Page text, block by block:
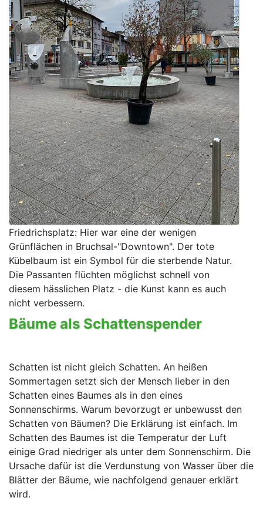
Friedrichsplatz: Hier war eine der wenigen
Grünflächen in Bruchsal-"Downtown". Der tote
Kübelbaum ist ein Symbol für die sterbende Natur.
Die Passanten flüchten möglichst schnell von
diesem hässlichen Platz - die Kunst kann es auch
nicht verbessern.
Bäume als Schattenspender
Schatten ist nicht gleich Schatten. An heißen
Sommertagen setzt sich der Mensch lieber in den
Schatten eines Baumes als in den eines
Sonnenschirms. Warum bevorzugt er unbewusst den
Schatten von Bäumen? Die Erklärung ist einfach. Im
Schatten des Baumes ist die Temperatur der Luft
einige Grad niedriger als unter dem Sonnenschirm. Die
Ursache dafür ist die Verdunstung von Wasser über die
Blätter der Bäume, wie nachfolgend genauer erklärt
wird.